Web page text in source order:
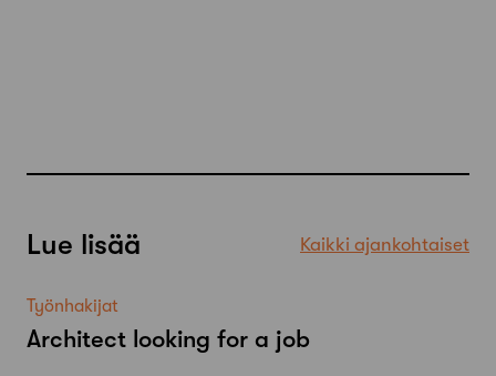
Lue lisää Kaikki ajankohtaiset
Työnhakijat
Architect looking for a job